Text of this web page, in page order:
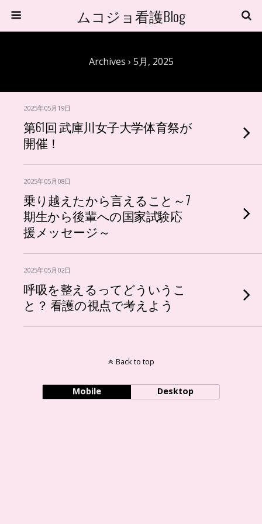
ムコジョ看護Blog
Archives › 5月, 2025
2025年05月19日
第61回 武庫川女子大学体育祭が
開催！
2025年05月08日
乗り越えたから言えること～7
期生から後輩への国家試験応
援メッセージ～
2025年05月02日
呼吸を整えるってどういうこ
と？ 看護の視点で考えよう
Back to top
Mobile Desktop